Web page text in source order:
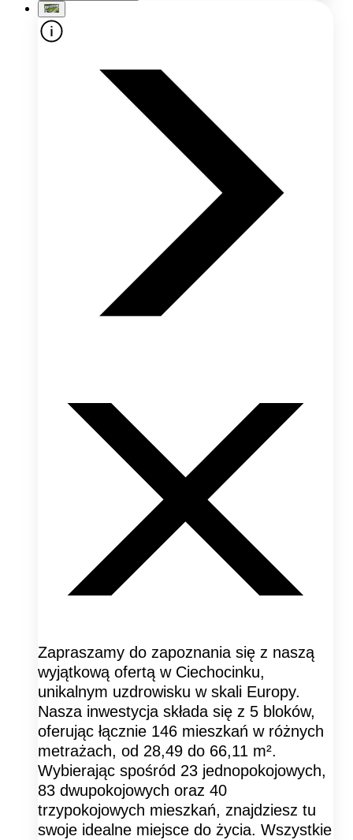
Zapraszamy do zapoznania się z naszą
wyjątkową ofertą w Ciechocinku,
unikalnym uzdrowisku w skali Europy.
Nasza inwestycja składa się z 5 bloków,
oferując łącznie 146 mieszkań w różnych
metrażach, od 28,49 do 66,11 m².
Wybierając spośród 23 jednopokojowych,
83 dwupokojowych oraz 40
trzypokojowych mieszkań, znajdziesz tu
swoje idealne miejsce do życia. Wszystkie